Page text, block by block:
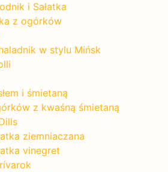
i Sałatka
z ogórków
w stylu Mińsk
i śmietaną
z kwaśną śmietaną
ziemniaczana
vinegret